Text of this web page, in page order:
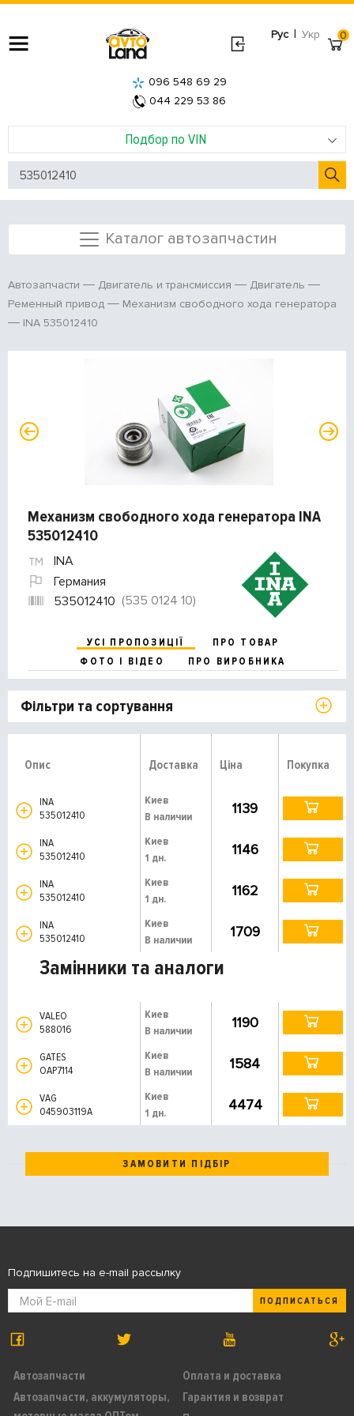
Рус | Укр
Подбор по VIN
096 548 69 29
044 229 53 86
0
Каталог автозапчастин
Автозапчасти Двигатель и трансмиссия
Двигатель
Ременный привод
Механизм свободного хода генератора
INA 535012410
Механизм свободного хода генератора INA
535012410
INA
Германия
535012410 (535 0124 10)
УСІ ПРОПОЗИЦІЇ
ПРО ТОВАР
ФОТО І ВІДЕО
ПРО ВИРОБНИКА
Фільтри та сортування
Опис Доставка Ціна Покупка
INA
535012410
Киев
В наличии
1139
INA
535012410
Киев
1 дн.
1146
INA
535012410
Киев
1 дн.
1162
INA
535012410
Киев
В наличии
1709
Замінники та аналоги
VALEO
588016
Киев
В наличии
1190
GATES
OAP7114
Киев
В наличии
1584
VAG
045903119A
Киев
1 дн.
4474
ЗАМОВИТИ ПІДБІР
Автозапчасти
Автозапчасти, аккумуляторы,
Оплата и доставка
Гарантия и возврат
Подпишитесь на e-mail рассылку
ПОДПИСАТЬСЯ